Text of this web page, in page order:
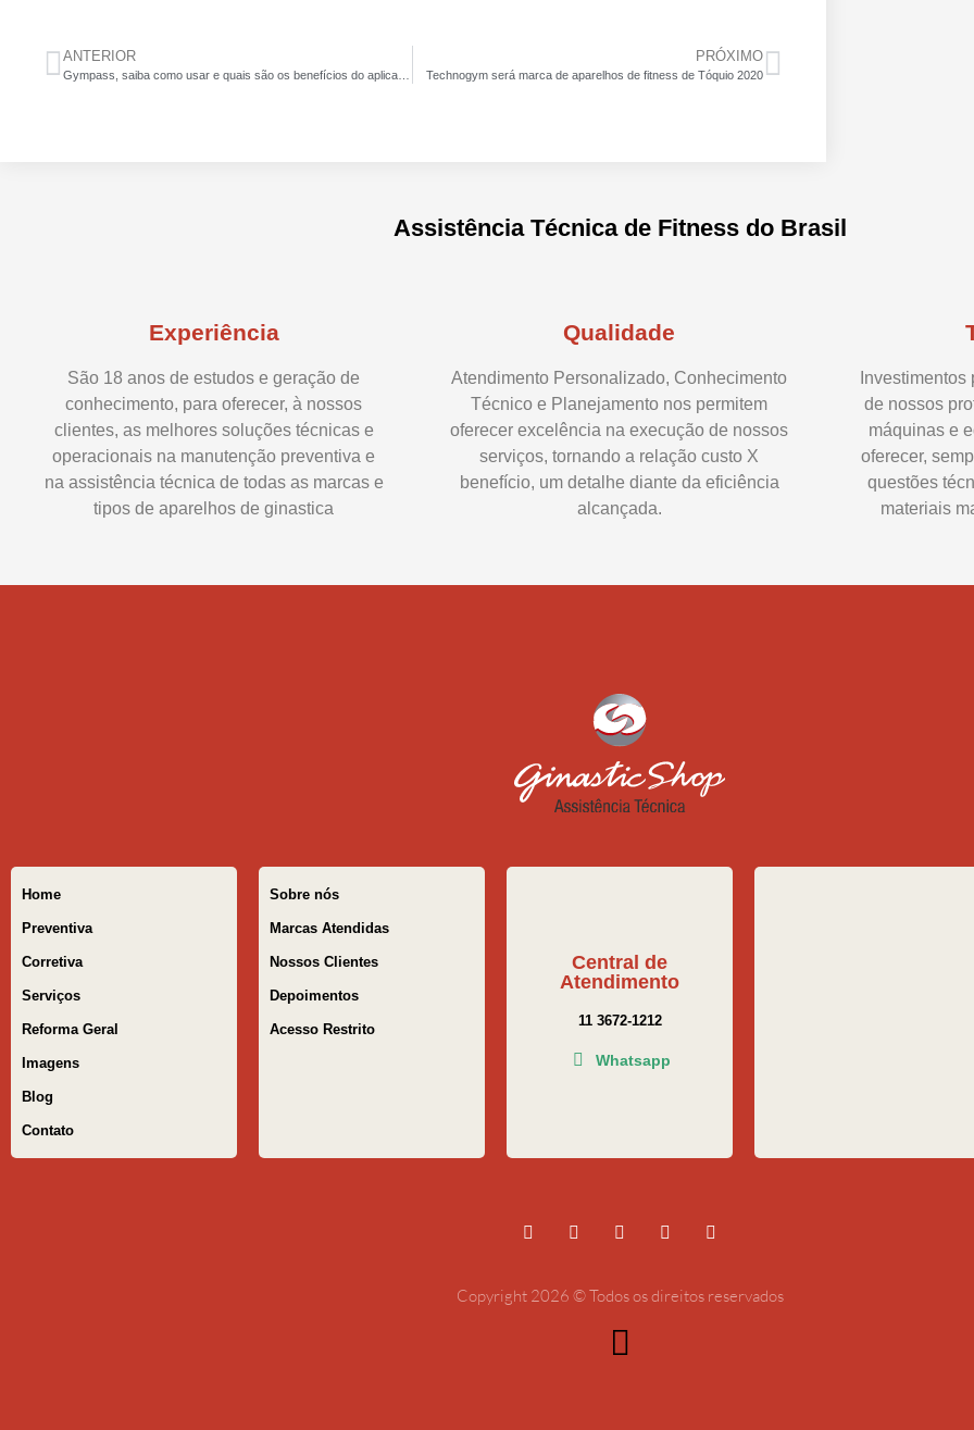
ANTERIOR PRÓXIMO
Technogym será marca de aparelhos de fitness de Tóquio 2020
Assistência Técnica de Fitness do Brasil
Experiência
São 18 anos de estudos e geração de
conhecimento, para oferecer, à nossos
clientes, as melhores soluções técnicas e
operacionais na manutenção preventiva e
na assistência técnica de todas as marcas e
tipos de aparelhos de ginastica
Qualidade
Atendimento Personalizado, Conhecimento
Técnico e Planejamento nos permitem
oferecer excelência na execução de nossos
serviços, tornando a relação custo X
benefício, um detalhe diante da eficiência
alcançada.
de nossos
máquinas e
oferecer,
questões
materiais
Home
Preventiva
Corretiva
Serviços
Reforma Geral
Imagens
Blog
Contato
Sobre nós
Marcas Atendidas
Nossos Clientes
Depoimentos
Acesso Restrito
Central de
Atendimento
11 3672-1212
Whatsapp
Copyright 2026 © Todos os direitos reservados